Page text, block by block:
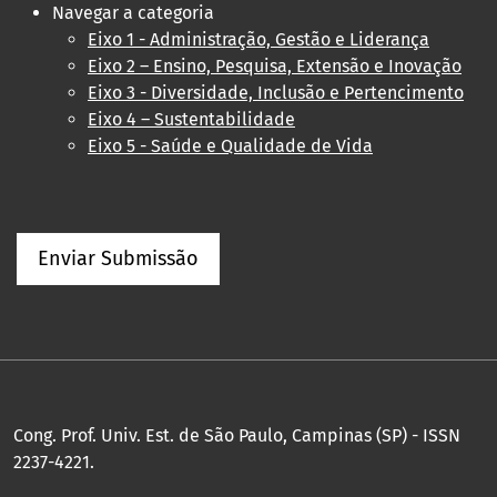
Navegar a categoria
Eixo 1 - Administração, Gestão e Liderança
Eixo 2 – Ensino, Pesquisa, Extensão e Inovação
Eixo 3 - Diversidade, Inclusão e Pertencimento
Eixo 4 – Sustentabilidade
Eixo 5 - Saúde e Qualidade de Vida
Enviar Submissão
Cong. Prof. Univ. Est. de São Paulo, Campinas (SP) - ISSN
2237-4221.